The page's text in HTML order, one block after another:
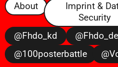
About
Imprint &
Security
@fhdo_kd
@100posterbattle